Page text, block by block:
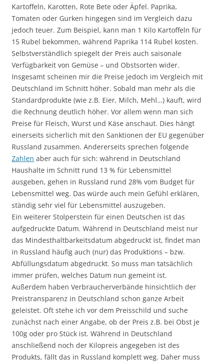
Kartoffeln, Karotten, Rote Bete oder Äpfel. Paprika,
Tomaten oder Gurken hingegen sind im Vergleich dazu
jedoch teuer. Zum Beispiel, kann man 1 Kilo Kartoffeln für
15 Rubel bekommen, während Paprika 114 Rubel kosten.
Selbstverständlich spiegelt der Preis auch saisonale
Verfügbarkeit von Gemüse – und Obstsorten wider.
Insgesamt scheinen mir die Preise jedoch im Vergleich mit
Deutschland im Schnitt höher. Sobald man mehr als die
Standardprodukte (wie z.B. Eier, Milch, Mehl…) kauft, wird
die Rechnung deutlich höher. Vor allem wenn man sich
Preise für Fleisch, Wurst und Käse anschaut. Dies hängt
einerseits sicherlich mit den Sanktionen der EU gegenüber
Russland zusammen. Andererseits sprechen folgende
Zahlen aber auch für sich: während in Deutschland
Haushalte im Schnitt rund 13 % für Lebensmittel
ausgeben, gehen in Russland rund 28% vom Budget für
Lebensmittel weg. Das würde auch mein Gefühl erklären,
ständig sehr viel für Lebensmittel auszugeben.
Ein weiterer Stolperstein für einen Deutschen ist das
aufgedruckte Datum. Während in Deutschland meist nur
das Mindesthaltbarkeitsdatum abgedruckt ist, findet man
in Russland häufig auch (nur) das Produktions – bzw.
Abfüllungsdatum abgedruckt. So muss man tatsächlich
immer prüfen, welches Datum nun gemeint ist.
Außerdem haben Verbraucherverbände hinsichtlich der
Preistransparenz in Deutschland schon ganze Arbeit
geleistet. Oft stehe ich vor dem Preisschild und suche
zunächst nach einer Angabe, ob der Preis z.B. bei Obst je
100g oder pro Stück ist. Während in Deutschland
anschließend noch der Kilopreis angegeben ist des
Produkts, fällt das in Russland komplett weg. Daher muss